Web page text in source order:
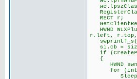
RECT r;
HWND
r.left, r.top,
si.cb =
if
{
HWND
for (int i =